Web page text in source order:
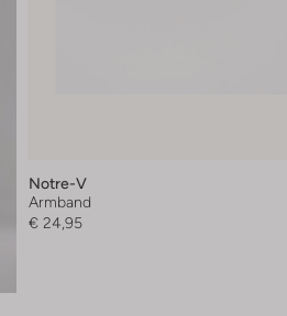
Notre-V
Armband
€ 24,95